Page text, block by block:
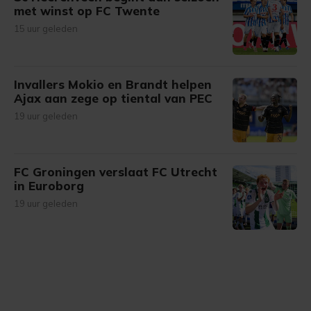
met winst op FC Twente
15 uur geleden
Invallers Mokio en Brandt helpen
Ajax aan zege op tiental van PEC
19 uur geleden
FC Groningen verslaat FC Utrecht
in Euroborg
19 uur geleden